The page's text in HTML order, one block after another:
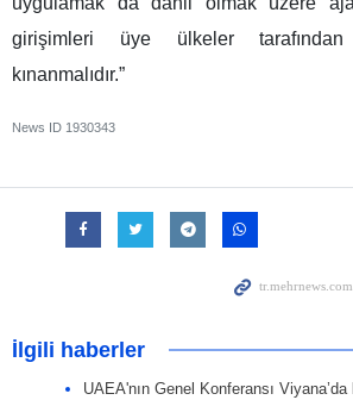
girişimleri üye ülkeler
kınanmalıdır.”
News ID 1930343
İlgili haberler
UAEA'nın Genel Konferansı Viyana’da